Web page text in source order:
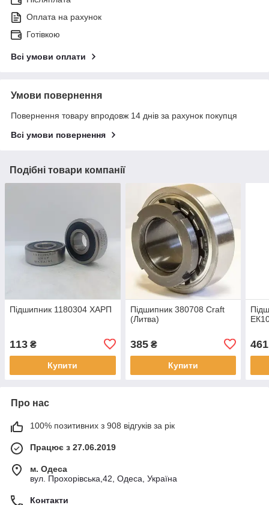
Оплата на рахунок
Готівкою
Всі умови оплати
Умови повернення
Повернення товару впродовж 14 днів за рахунок покупця
Всі умови повернення
Подібні товари компанії
Підшипник 1180304 ХАРП
113 ₴
Купити
Підшипник 380708 Craft
(Литва)
385₴
Купити
461
Про нас
100% позитивних з 908 відгуків за рік
Працює з 27.06.2019
м. Одеса
вул. Прохорівська,42, Одеса, Україна
Контакти